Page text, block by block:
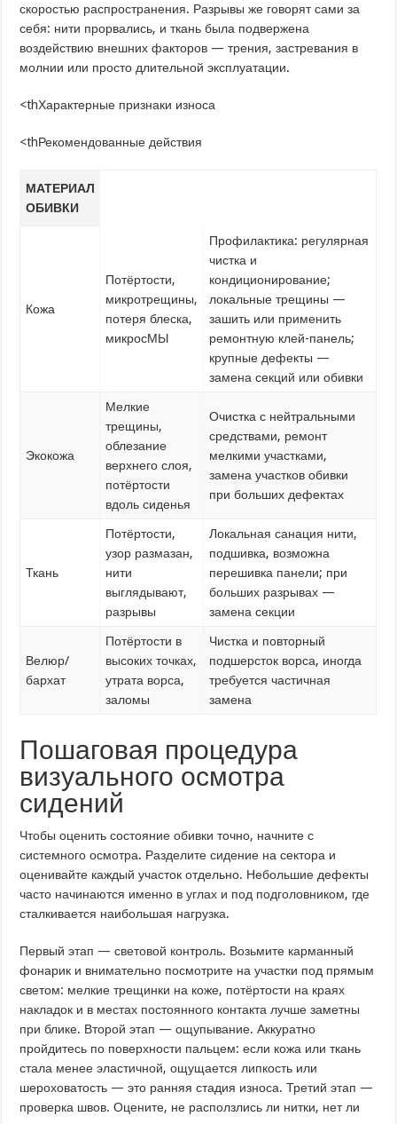
скоростью распространения. Разрывы же говорят сами за
себя: нити прорвались, и ткань была подвержена
воздействию внешних факторов — трения, застревания в
молнии или просто длительной эксплуатации.
<thХарактерные признаки износа
<thРекомендованные действия
МАТЕРИАЛ
ОБИВКИ
Кожа
Потёртости,
микротрещины,
потеря блеска,
микросМЫ
Профилактика: регулярная
чистка и
кондиционирование;
локальные трещины —
зашить или применить
ремонтную клей-панель;
крупные дефекты —
замена секций или обивки
Экокожа
Мелкие
трещины,
облезание
верхнего слоя,
потёртости
вдоль сиденья
Очистка с нейтральными
средствами, ремонт
мелкими участками,
замена участков обивки
при больших дефектах
Ткань
Потёртости,
узор размазан,
нити
выглядывают,
разрывы
Локальная санация нити,
подшивка, возможна
перешивка панели; при
больших разрывах —
замена секции
Велюр/
бархат
Потёртости в
высоких точках,
утрата ворса,
заломы
Чистка и повторный
подшерсток ворса, иногда
требуется частичная
замена
Пошаговая процедура
визуального осмотра
сидений
Чтобы оценить состояние обивки точно, начните с
системного осмотра. Разделите сидение на сектора и
оценивайте каждый участок отдельно. Небольшие дефекты
часто начинаются именно в углах и под подголовником, где
сталкивается наибольшая нагрузка.
Первый этап — световой контроль. Возьмите карманный
фонарик и внимательно посмотрите на участки под прямым
светом: мелкие трещинки на коже, потёртости на краях
накладок и в местах постоянного контакта лучше заметны
при блике. Второй этап — ощупывание. Аккуратно
пройдитесь по поверхности пальцем: если кожа или ткань
стала менее эластичной, ощущается липкость или
шероховатость — это ранняя стадия износа. Третий этап —
проверка швов. Оцените, не расползлись ли нитки, нет ли